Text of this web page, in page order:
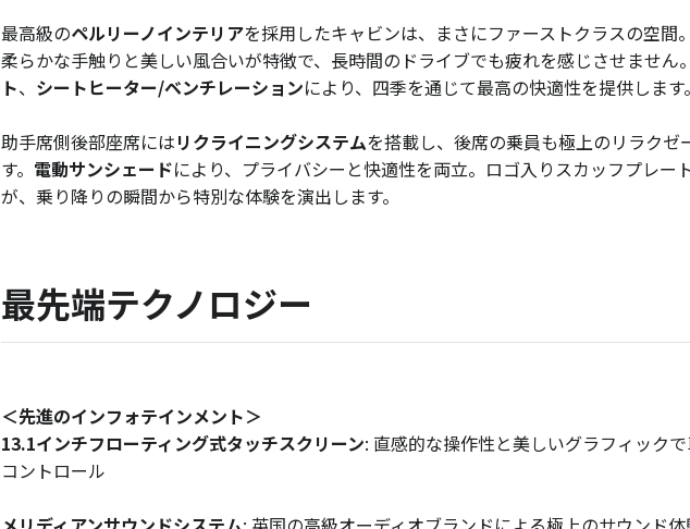
最高級のペルリーノインテリアを採用したキャビンは、まさにファーストクラスの空間
柔らかな手触りと美しい風合いが特徴で、長時間のドライブでも疲れを感じさせません。
ト、 シートヒーター/ベンチレーションにより、四季を通じて最高の快適性を提供します。
助手席側後部座席にはリクライニングシステムを搭載し、後席の乗員も極上のリラクゼ
す。 電動サンシェードにより、プライバシーと快適性を両立。ロゴ入りスカッフプレー
が、乗り降りの瞬間から特別な体験を演出します。
最先端テクノロジー
＜先進のインフォテインメント＞
13.1インチフローティング式タッチスクリーン: 直感的な操作性と美しいグラフィック
コントロール